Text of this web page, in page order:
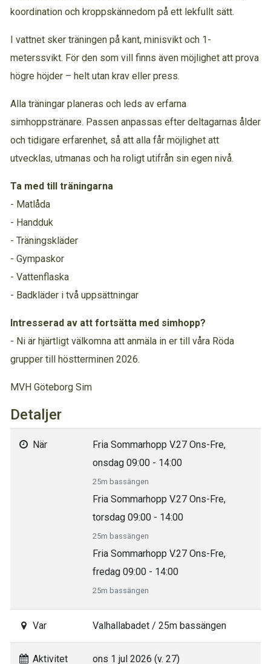
koordination och kroppskännedom på ett lekfullt sätt.
I vattnet sker träningen på kant, minisvikt och 1-
meterssvikt. För den som vill finns även möjlighet att prova
högre höjder – helt utan krav eller press.
Alla träningar planeras och leds av erfarna
simhoppstränare. Passen anpassas efter deltagarnas ålder
och tidigare erfarenhet, så att alla får möjlighet att
utvecklas, utmanas och ha roligt utifrån sin egen nivå.
Ta med till träningarna
- Matlåda
- Handduk
- Träningskläder
- Gympaskor
- Vattenflaska
- Badkläder i två uppsättningar
Intresserad av att fortsätta med simhopp?
- Ni är hjärtligt välkomna att anmäla in er till våra Röda
grupper till höstterminen 2026.
MVH Göteborg Sim
Detaljer
När
Fria Sommarhopp V.27 Ons-Fre,
onsdag 09:00 - 14:00
25m bassängen
Fria Sommarhopp V.27 Ons-Fre,
torsdag 09:00 - 14:00
25m bassängen
Fria Sommarhopp V.27 Ons-Fre,
fredag 09:00 - 14:00
25m bassängen
Var Valhallabadet / 25m bassängen
Aktivitet ons 1 jul 2026 (v. 27)